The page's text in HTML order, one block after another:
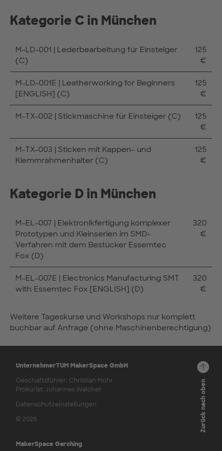
Kategorie C in München
M-LD-001 | Lederbearbeitung für Einsteiger
(C)
125
€
M-LD-001E | Leatherworking for Beginners
[ENGLISH] (C)
125
€
M-TX-002 | Stickmaschine für Einsteiger (C)
125
€
M-TX-003 | Sticken mit Kappen- und
Klemmrahmenhalter (C)
125
€
Kategorie D in München
M-EL-007 | Elektronikfertigung komplexer
Prototypen und Kleinserien im SMD-
Verfahren mit dem Bestücker Essemtec
Fox (D)
320
€
M-EL-007E | Electronics Manufacturing SMT
with Essemtec Fox [ENGLISH] (D)
320
€
Weitere Tageskurse und Workshops nur komplett
buchbar auf Anfrage (ohne Maschinenberechtigung)
UnternehmerTUM MakerSpace GmbH
Geschäftsführer: Christian Mohr
Prokurist: Johannes Walcher
Datenschutzeinstellungen
© 2026
MakerSpace Garching
Zurück nach oben